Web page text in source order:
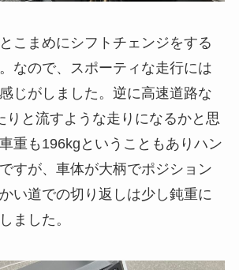
こまめにシフトチェンジをする
なので、スポーティな走行には
じがしました。逆に高速道路な
りと流すような走りになるかと思
重も196kgということもありハン
すが、車体が大柄でポジション
い道での切り返しは少し鈍重に
ました。